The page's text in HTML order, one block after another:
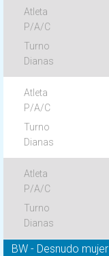
BW - Desnudo mujer